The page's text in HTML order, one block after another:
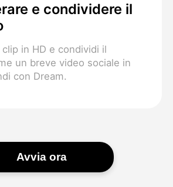
e condividere il
clip in HD e condividi il
un breve video sociale in
con Dream.
Avvia ora